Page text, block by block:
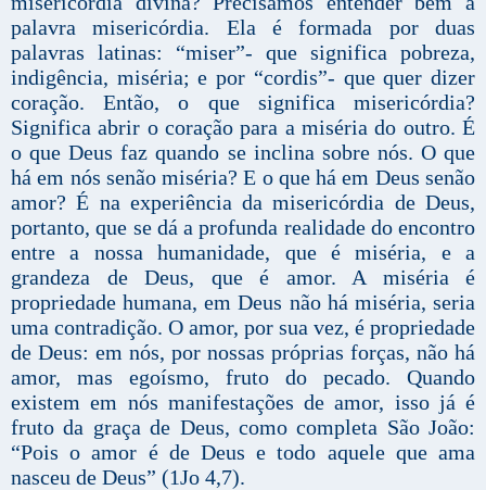
palavra misericórdia. Ela é formada por duas
palavras latinas: “miser”- que significa pobreza,
indigência, miséria; e por “cordis”- que quer dizer
coração. Então, o que significa misericórdia?
Significa abrir o coração para a miséria do outro. É
o que Deus faz quando se inclina sobre nós. O que
há em nós senão miséria? E o que há em Deus senão
amor? É na experiência da misericórdia de Deus,
portanto, que se dá a profunda realidade do encontro
entre a nossa humanidade, que é miséria, e a
grandeza de Deus, que é amor. A miséria é
propriedade humana, em Deus não há miséria, seria
uma contradição. O amor, por sua vez, é propriedade
de Deus: em nós, por nossas próprias forças, não há
amor, mas egoísmo, fruto do pecado. Quando
existem em nós manifestações de amor, isso já é
fruto da graça de Deus, como completa São João:
“Pois o amor é de Deus e todo aquele que ama
nasceu de Deus” (1Jo 4,7).